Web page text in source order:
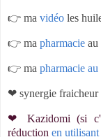
👉 ma vidéo les
👉 ma pharmacie au
👉 ma pharmacie
❤ synergie
❤ Kazidomi (si
réduction en utilisant